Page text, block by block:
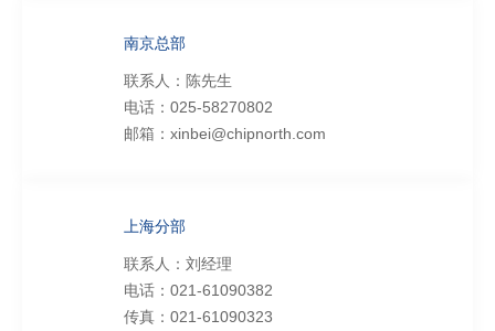
南京总部
联系人：陈先生
电话：025-58270802
邮箱：xinbei@chipnorth.com
上海分部
联系人：刘经理
电话：021-61090382
传真：021-61090323